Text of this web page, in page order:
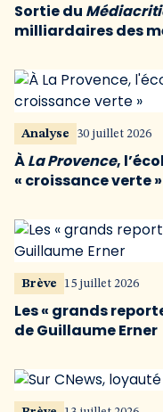
Sortie du
milliardaires des
Analyse 30 juillet 2026
ÀLa Provence,
« croissance verte »
Brève 15 juillet 2026
Les « grands
de Guillaume Erner